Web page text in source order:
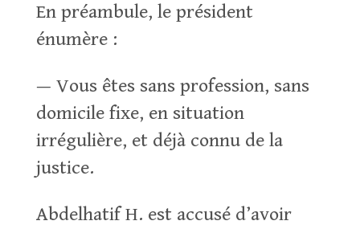
En préambule, le président
énumère :
— Vous êtes sans profession, sans
domicile fixe, en situation
irrégulière, et déjà connu de la
justice.
Abdelhatif H. est accusé d’avoir